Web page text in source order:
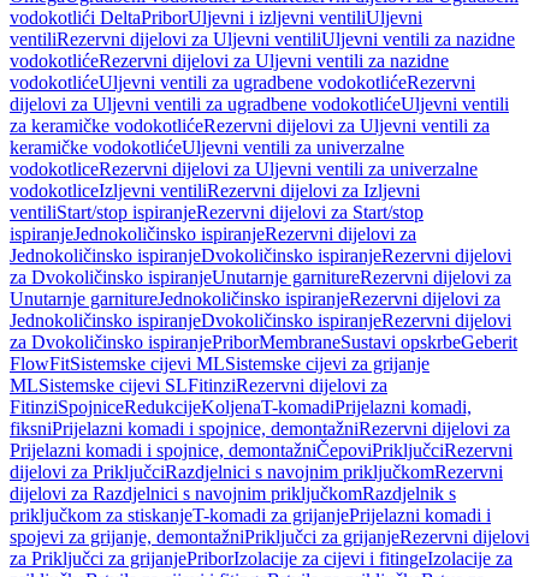
vodokotlići DeltaPriborUljevni i izljevni ventiliUljevni
ventiliRezervni dijelovi za Uljevni ventiliUljevni ventili za nazidne
vodokotlićeRezervni dijelovi za Uljevni ventili za nazidne
vodokotlićeUljevni ventili za ugradbene vodokotlićeRezervni
dijelovi za Uljevni ventili za ugradbene vodokotlićeUljevni ventili
za keramičke vodokotlićeRezervni dijelovi za Uljevni ventili za
keramičke vodokotlićeUljevni ventili za univerzalne
vodokotliceRezervni dijelovi za Uljevni ventili za univerzalne
vodokotliceIzljevni ventiliRezervni dijelovi za Izljevni
ventiliStart/stop ispiranjeRezervni dijelovi za Start/stop
ispiranjeJednokoličinsko ispiranjeRezervni dijelovi za
Jednokoličinsko ispiranjeDvokoličinsko ispiranjeRezervni dijelovi
za Dvokoličinsko ispiranjeUnutarnje garnitureRezervni dijelovi za
Unutarnje garnitureJednokoličinsko ispiranjeRezervni dijelovi za
Jednokoličinsko ispiranjeDvokoličinsko ispiranjeRezervni dijelovi
za Dvokoličinsko ispiranjePriborMembraneSustavi opskrbeGeberit
FlowFitSistemske cijevi MLSistemske cijevi za grijanje
MLSistemske cijevi SLFitinziRezervni dijelovi za
FitinziSpojniceRedukcijeKoljenaT-komadiPrijelazni komadi,
fiksniPrijelazni komadi i spojnice, demontažniRezervni dijelovi za
Prijelazni komadi i spojnice, demontažniČepoviPriključciRezervni
dijelovi za PriključciRazdjelnici s navojnim priključkomRezervni
dijelovi za Razdjelnici s navojnim priključkomRazdjelnik s
priključkom za stiskanjeT-komadi za grijanjePrijelazni komadi i
spojevi za grijanje, demontažniPriključci za grijanjeRezervni dijelovi
za Priključci za grijanjePriborIzolacije za cijevi i fitingeIzolacije za